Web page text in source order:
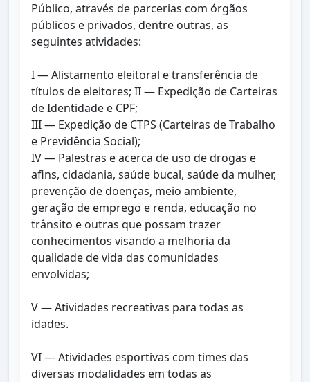
Público, através de parcerias com órgãos
públicos e privados, dentre outras, as
seguintes atividades:
I — Alistamento eleitoral e transferência de
títulos de eleitores; II — Expedição de Carteiras
de Identidade e CPF;
III — Expedição de CTPS (Carteiras de Trabalho
e Previdência Social);
IV — Palestras e acerca de uso de drogas e
afins, cidadania, saúde bucal, saúde da mulher,
prevenção de doenças, meio ambiente,
geração de emprego e renda, educação no
trânsito e outras que possam trazer
conhecimentos visando a melhoria da
qualidade de vida das comunidades
envolvidas;
V — Atividades recreativas para todas as
idades.
VI — Atividades esportivas com times das
diversas modalidades em todas as